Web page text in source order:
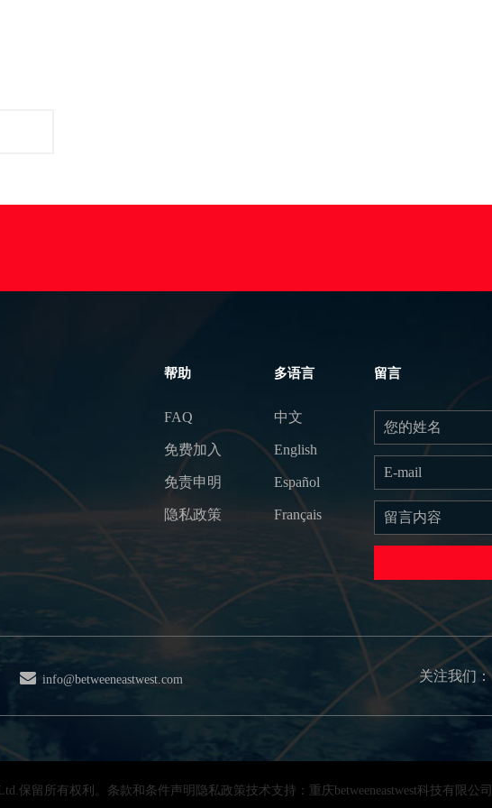
帮助
FAQ
免费加入
免责申明
隐私政策
多语言
中文
English
Español
Français
留言
info@betweeneastwest.com 关注我们：
保留所有权利。条款和条件声明隐私政策技术支持：重庆betweeneastwest科技有限公司